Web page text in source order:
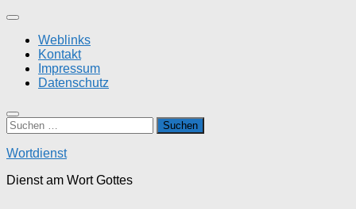
Zum
springenWeblinks
Kontakt
Impressum
Datenschutz
Suchen
nach:
Wortdienst
Dienst am Wort Gottes